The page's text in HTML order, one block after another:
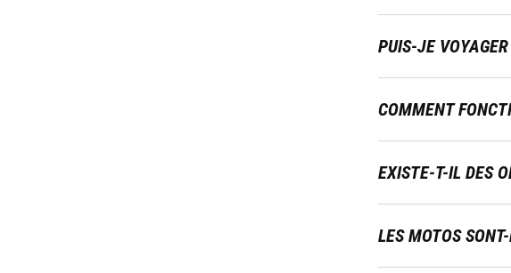
PUIS-JE
COMMENT
EXISTE-T-IL DES
LES MOTOS